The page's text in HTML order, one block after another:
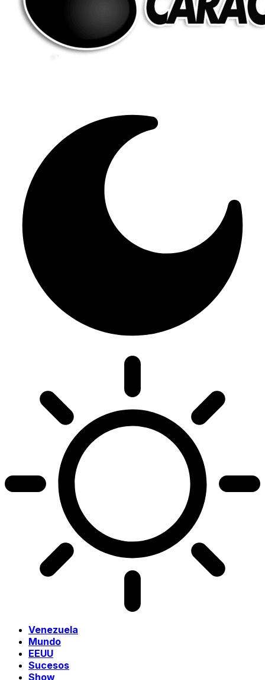
Venezuela
Mundo
EEUU
Sucesos
Show